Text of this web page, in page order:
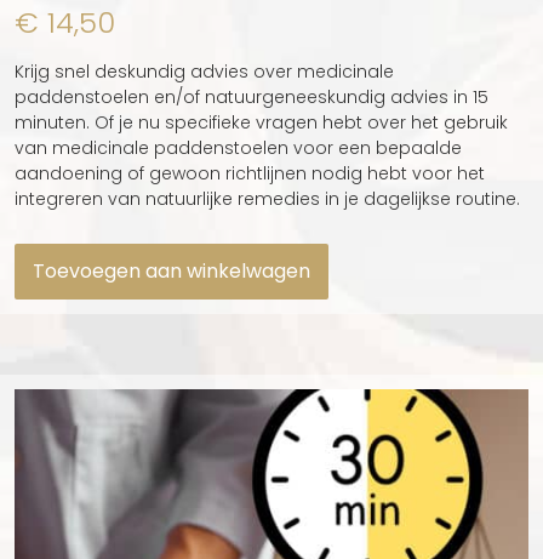
€ 14,50
Krijg snel deskundig advies over medicinale
paddenstoelen en/of natuurgeneeskundig advies in 15
minuten. Of je nu specifieke vragen hebt over het gebruik
van medicinale paddenstoelen voor een bepaalde
aandoening of gewoon richtlijnen nodig hebt voor het
integreren van natuurlijke remedies in je dagelijkse routine.
Toevoegen aan winkelwagen